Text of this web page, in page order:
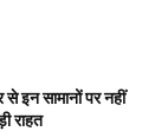
इन सामानों पर नहीं
राहत